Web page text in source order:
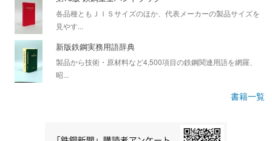
各品種ともＪＩＳサイズのほか、代表メーカーの製品サイズを
見やす...
新版鉄鋼実務用語辞典
製品から技術・原材料など4,500項目の鉄鋼関連用語を網羅、
昭...
書籍一覧